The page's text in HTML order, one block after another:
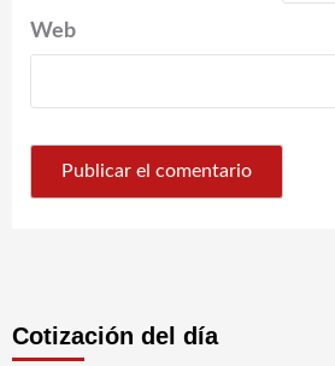
Web
Cotización del día